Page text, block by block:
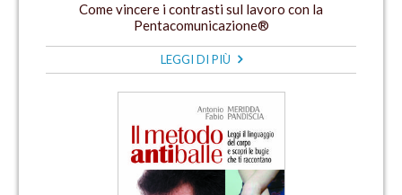
Come vincere i contrasti sul lavoro con la
Pentacomunicazione®
LEGGI DI PIÙ